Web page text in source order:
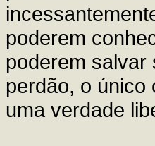
poderem
poderem salvar
perdão, o único
uma verdade